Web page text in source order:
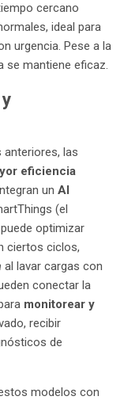
cercano
ideal para
urgencia. Pese a la
se mantiene eficaz.
anteriores, las
eficiencia
un AI
(el
optimizar
ciertos ciclos,
al lavar cargas con
conectar la
monitorear y
recibir
de
modelos con